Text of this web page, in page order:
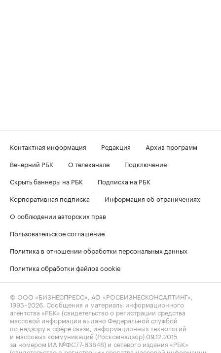
Контактная информация Редакция
Архив программ
Вечерний РБК
О телеканале
Подключение
Скрыть баннеры на РБК
Подписка на РБК
Корпоративная подписка
Информация об ограничениях
О соблюдении авторских прав
Пользовательское соглашение
Политика в отношении обработки персональных данных
Политика обработки файлов cookie
© ООО «БИЗНЕСПРЕСС», АО «РОСБИЗНЕСКОНСАЛТИНГ»,
1995–2026 . Сообщения и материалы информационного
агентства «РБК» (свидетельство о регистрации средства
массовой информации выдано Федеральной службой
по надзору в сфере связи, информационных технологий
и массовых коммуникаций (Роскомнадзор) 09.12.2015
за номером ИА №ФС77-63848) и сетевого издания «РБК»